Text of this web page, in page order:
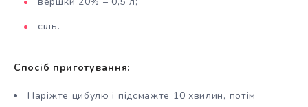
сіль.
Спосіб приготування:
Наріжте цибулю і підсмажте 10 хвилин, потім